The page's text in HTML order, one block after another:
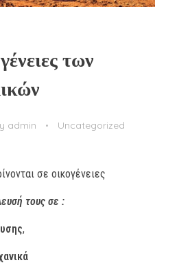
των
admin Uncategorized
σε οικογένειες
τους σε :
,